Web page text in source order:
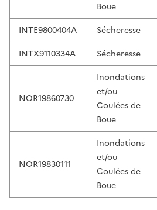
Boue
INTE9800404A Sécheresse
INTX9110334A
Sécheresse
NOR19860730
Inondations
et/ou
Coulées de
Boue
NOR19830111
Inondations
et/ou
Coulées de
Boue